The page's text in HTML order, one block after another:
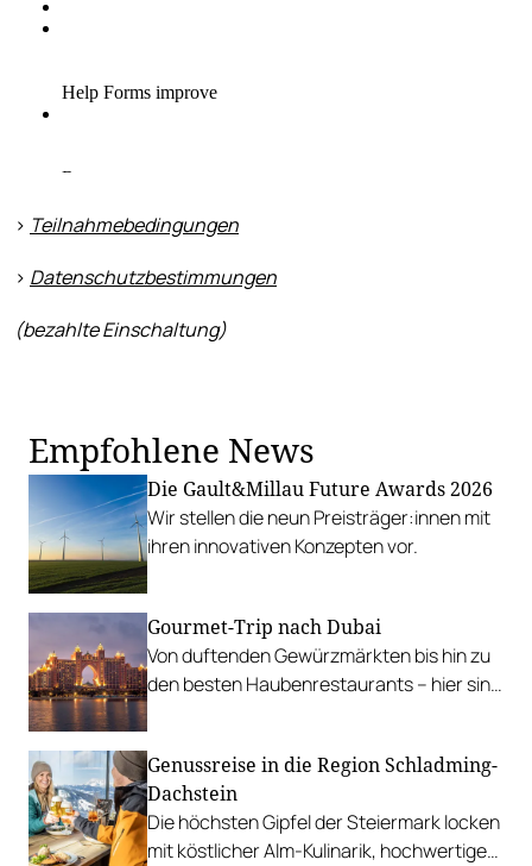
> Teilnahmebedingungen
> Datenschutzbestimmungen
(bezahlte Einschaltung)
Empfohlene News
Die Gault&Millau Future Awards 2026
Wir stellen die neun Preisträger:innen mit
ihren innovativen Konzepten vor.
Gourmet-Trip nach Dubai
Von duftenden Gewürzmärkten bis hin zu
den besten Haubenrestaurants – hier sind
Genussreise in die Region Schladming-
Dachstein
Die höchsten Gipfel der Steiermark locken
mit köstlicher Alm-Kulinarik, hochwertigen